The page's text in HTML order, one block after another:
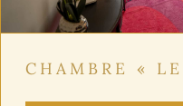
CHAMBRE «